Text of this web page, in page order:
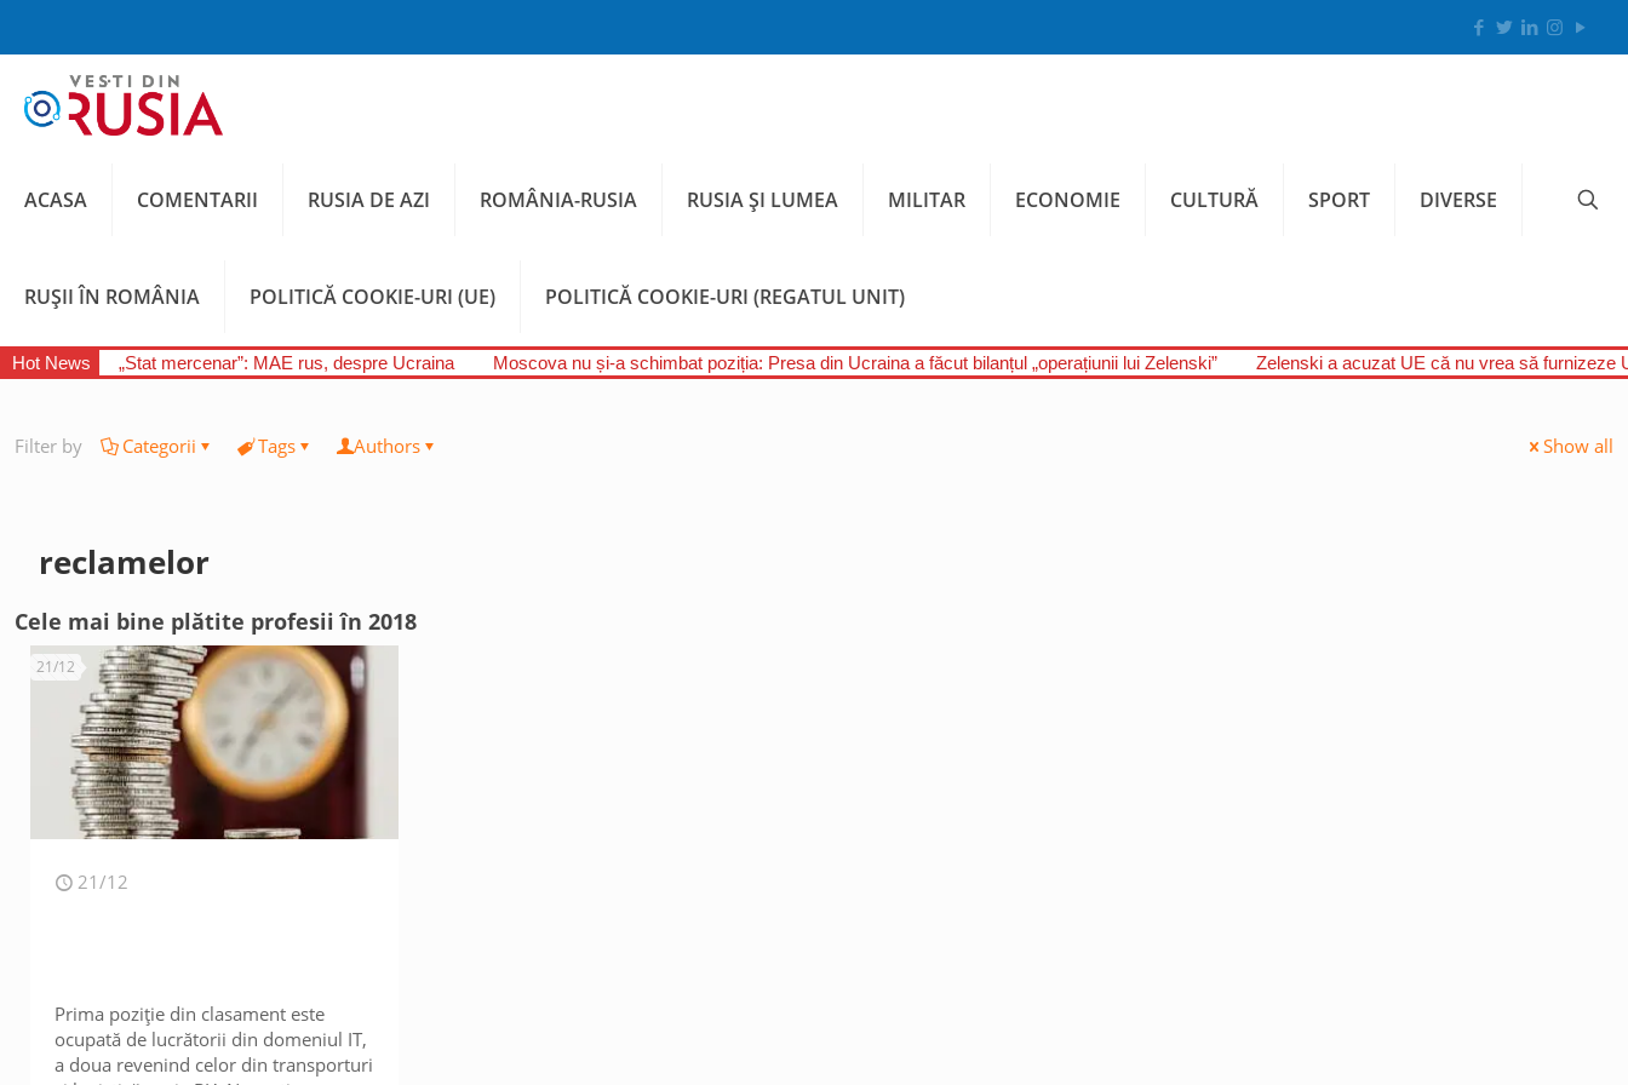
ACASA COMENTARII RUSIA DE AZI ROMÂNIA-RUSIA RUSIA ȘI LUMEA MILITAR ECONOMIE CULTURĂ SPORT DIVERSE
RUȘII ÎN ROMÂNIA POLITICĂ COOKIE-URI (UE) POLITICĂ COOKIE-URI (REGATUL UNIT)
Hot News „Stat mercenar”: MAE rus, despre Ucraina Moscova nu și-a schimbat poziția: Presa din Ucraina a făcut bilanțul „operațiunii lui Zelenski” Zelenski a acuzat UE că nu vrea să furnizeze
Filter by Categorii Tags Authors Show all
reclamelor
Cele mai bine plătite profesii în 2018
21/12
21/12
Prima poziție din clasament este
ocupată de lucrătorii din domeniul IT,
a doua revenind celor din transporturi